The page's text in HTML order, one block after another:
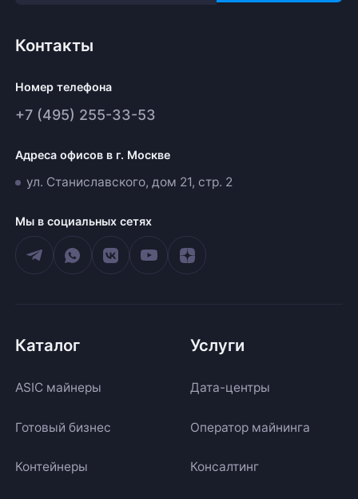
Контакты
Номер телефона
+7 (495) 255-33-53
Адреса офисов в г. Москве
ул. Станиславского, дом 21, стр. 2
Мы в социальных сетях
Каталог
ASIC майнеры
Готовый бизнес
Контейнеры
Услуги
Дата-центры
Оператор майнинга
Консалтинг